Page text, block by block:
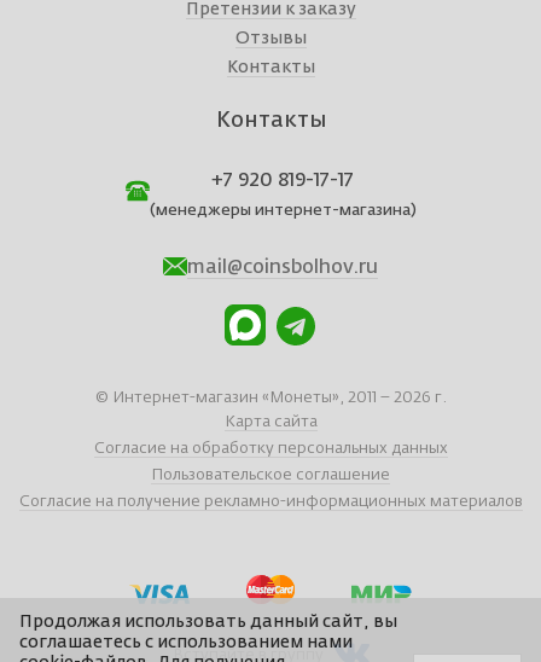
Претензии к заказу
Отзывы
Контакты
Контакты
+7 920 819-17-17
(менеджеры интернет-магазина)
mail@coinsbolhov.ru
© Интернет-магазин «Монеты», 2011 – 2026 г.
Карта сайта
Согласие на обработку персональных данных
Пользовательское соглашение
Согласие на получение рекламно-информационных материалов
Вступайте в группу
Продолжая использовать данный сайт, вы
соглашаетесь с использованием нами